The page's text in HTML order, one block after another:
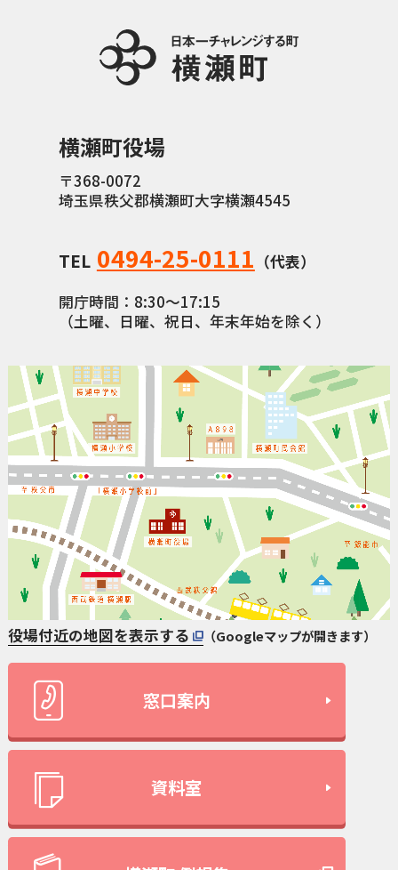
横瀬町役場
〒368-0072
埼玉県秩父郡横瀬町大字横瀬4545
TEL 0494-25-0111 （代表）
開庁時間：8:30〜17:15
（土曜、日曜、祝日、年末年始を除く）
役場付近の地図を表示する （Googleマップが開きます）
窓口案内
資料室